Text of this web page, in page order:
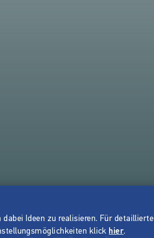
Ideen zu realisieren. Für detaillierte
klick hier.